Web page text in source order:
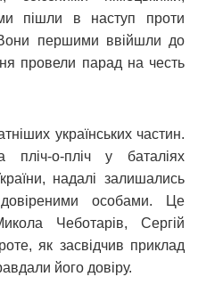
пішли в наступ проти
Вони першими ввійшли до
провели парад на честь
українських частин.
о-пліч у баталіях
надалі залишались
особами. Це
Чеботарів, Сергій
як засвідчив приклад
його довіру.